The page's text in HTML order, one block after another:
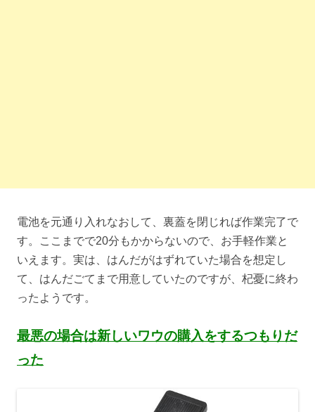
電池を元通り入れなおして、裏蓋を閉じれば作業完了で
す。ここまでで20分もかからないので、お手軽作業と
いえます。実は、はんだがはずれていた場合を想定し
て、はんだごてまで用意していたのですが、杞憂に終わ
ったようです。
最悪の場合は新しいワウの購入をするつもりだ
った